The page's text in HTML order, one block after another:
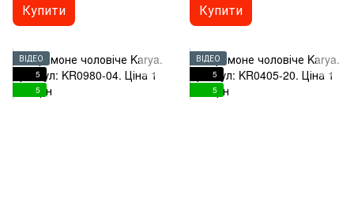
Купити Купити
ВІДЕО
5
5
ВІДЕО
5
5